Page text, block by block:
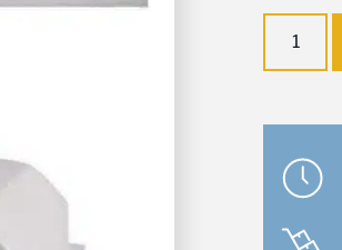
Grille
gaine
160